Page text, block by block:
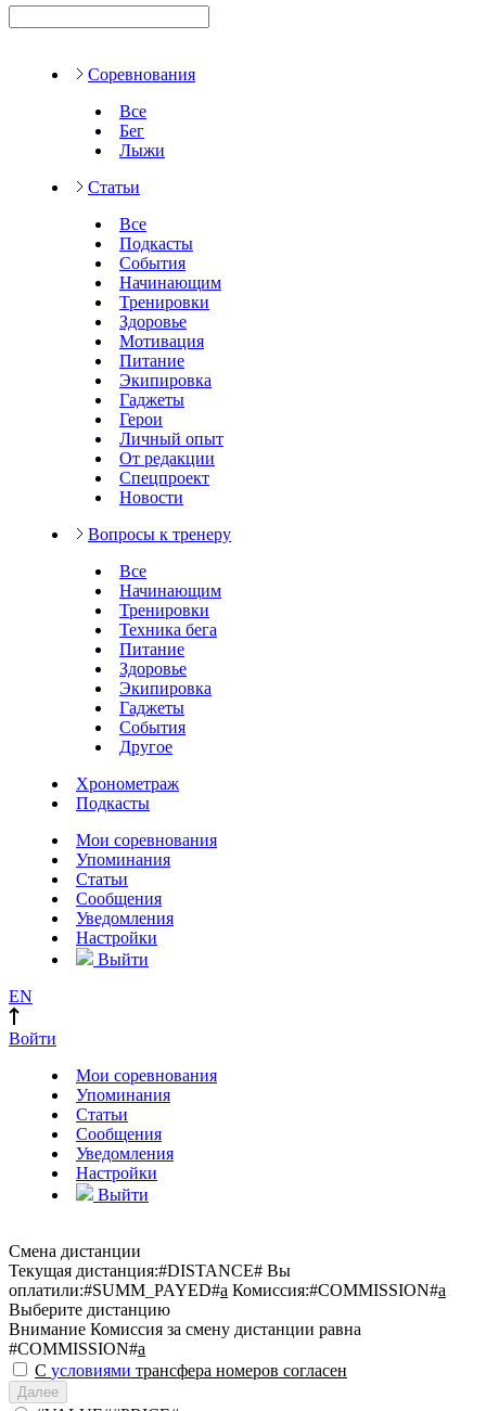
Соревнования
Все
Бег
Лыжи
Статьи
Все
Подкасты
События
Начинающим
Тренировки
Здоровье
Мотивация
Питание
Экипировка
Гаджеты
Герои
Личный опыт
От редакции
Спецпроект
Новости
Вопросы к тренеру
Все
Начинающим
Тренировки
Техника бега
Питание
Здоровье
Экипировка
Гаджеты
События
Другое
Хронометраж
Подкасты
Мои соревнования
Упоминания
Статьи
Сообщения
Уведомления
Настройки
Выйти
EN
Войти
Мои соревнования
Упоминания
Статьи
Сообщения
Уведомления
Настройки
Выйти
Смена дистанции
Текущая дистанция:#DISTANCE# Вы
оплатили:#SUMM_PAYED#a Комиссия:#COMMISSION#a
Выберите дистанцию
Внимание Комиссия за смену дистанции равна
#COMMISSION#a
С условиями трансфера номеров согласен
Далее